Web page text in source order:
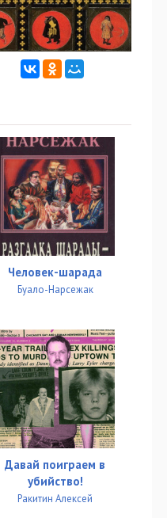
27:10
1:00:57
23:58
15:01
36:02
51:39
33:10
31:09
27:17
19:03
30:44
Человек-шарада
Буало-Нарсежак
Давай поиграем в
убийство!
Ракитин Алексей